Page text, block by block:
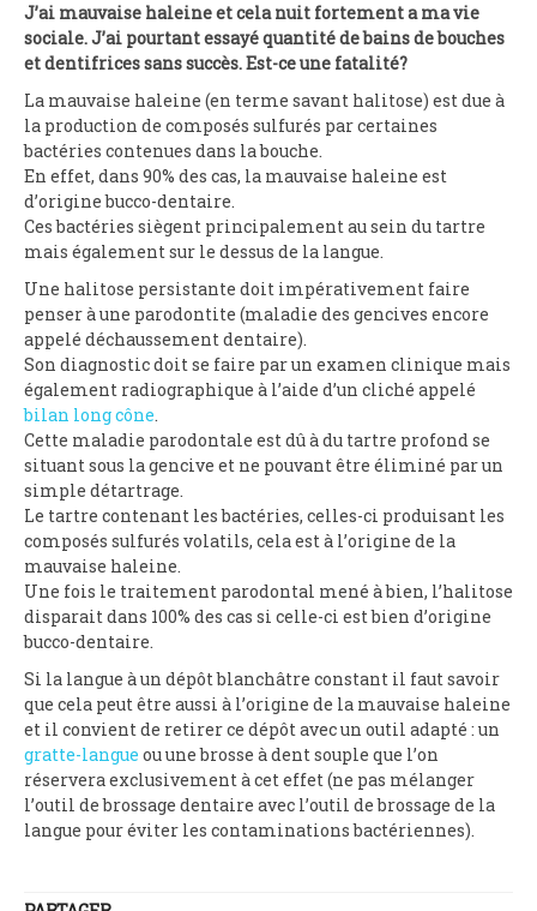
J’ai mauvaise haleine et cela nuit fortement a ma vie
sociale. J’ai pourtant essayé quantité de bains de bouches
et dentifrices sans succès. Est-ce une fatalité?
La mauvaise haleine (en terme savant halitose) est due à
la production de composés sulfurés par certaines
bactéries contenues dans la bouche.
En effet, dans 90% des cas, la mauvaise haleine est
d’origine bucco-dentaire.
Ces bactéries siègent principalement au sein du tartre
mais également sur le dessus de la langue.
Une halitose persistante doit impérativement faire
penser à une parodontite (maladie des gencives encore
appelé déchaussement dentaire).
Son diagnostic doit se faire par un examen clinique mais
également radiographique à l’aide d’un cliché appelé
bilan long cône.
Cette maladie parodontale est dû à du tartre profond se
situant sous la gencive et ne pouvant être éliminé par un
simple détartrage.
Le tartre contenant les bactéries, celles-ci produisant les
composés sulfurés volatils, cela est à l’origine de la
mauvaise haleine.
Une fois le traitement parodontal mené à bien, l’halitose
disparait dans 100% des cas si celle-ci est bien d’origine
bucco-dentaire.
Si la langue à un dépôt blanchâtre constant il faut savoir
que cela peut être aussi à l’origine de la mauvaise haleine
et il convient de retirer ce dépôt avec un outil adapté : un
gratte-langue ou une brosse à dent souple que l’on
réservera exclusivement à cet effet (ne pas mélanger
l’outil de brossage dentaire avec l’outil de brossage de la
langue pour éviter les contaminations bactériennes).